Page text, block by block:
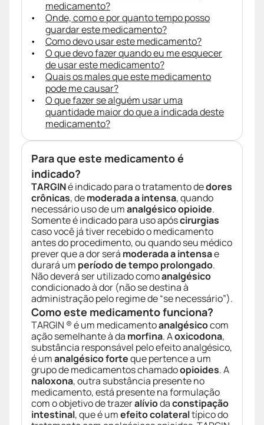
medicamento?
Onde, como e por quanto tempo posso
guardar este medicamento?
Como devo usar este medicamento?
O que devo fazer quando eu me esquecer
de usar este medicamento?
Quais os males que este medicamento
pode me causar?
O que fazer se alguém usar uma
quantidade maior do que a indicada deste
medicamento?
Para que este medicamento é
indicado?
TARGINé indicado para o tratamento dedores
crônicas, demoderada a intensa, quando
necessário uso de umanalgésico opioide.
Somente é indicado para uso apóscirurgias
caso você já tiver recebido o medicamento
antes do procedimento, ou quando seu médico
prever que a dor será moderada a intensae
durará um período de tempo prolongado.
Não deverá ser utilizado comoanalgésico
condicionado à dor (não se destina à
administração pelo regime de “se necessário”).
Como este medicamento funciona?
TARGIN ® é um medicamentoanalgésicocom
ação semelhante à da morfina. Aoxicodona,
substância responsável pelo efeito analgésico,
é umanalgésico forteque pertence a um
grupo de medicamentos chamadoopioides. A
naloxona, outra substância presente no
medicamento, está presente na formulação
com o objetivo de trazeralíviodaconstipação
intestinal, que é umefeito colateraltípico do